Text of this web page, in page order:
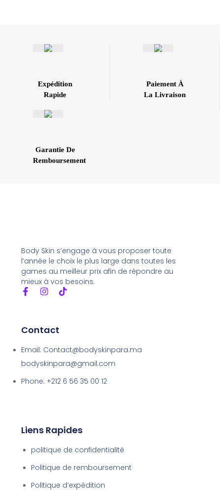
Paiement À
La Livraison
Expédition
Rapide
Garantie De
Remboursement
Body Skin s’engage à vous proposer toute
l’année le choix le plus large dans toutes les
games au meilleur prix afin de répondre au
mieux à vos besoins.
Contact
Email: Contact@bodyskinpara.ma
bodyskinpara@gmail.com
Phone: +212 6 56 35 00 12
Liens Rapides
politique de confidentialité
Politique de remboursement
Politique d’expédition